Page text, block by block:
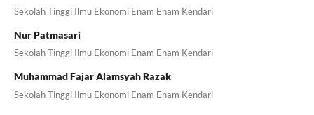
Sekolah Tinggi Ilmu Ekonomi Enam Enam Kendari
Nur Patmasari
Sekolah Tinggi Ilmu Ekonomi Enam Enam Kendari
Muhammad Fajar Alamsyah Razak
Sekolah Tinggi Ilmu Ekonomi Enam Enam Kendari